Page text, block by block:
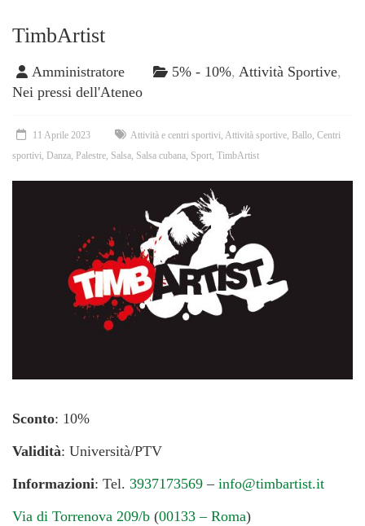
TimbArtist
Amministratore 5% - 10%, Attività Sportive,
Nei pressi dell'Ateneo
11 Aprile 2023 Attività e centri sportivi Attività sportive Ballo Centri
sportivi Danza Palestre Salsa Salsa cubana Sport TimbArtist
Sconto: 10%
Validità: Università/PTV
Informazioni: Tel. 3937173569 – info@timbartist.it
Via di Torrenova 209/b (00133 – Roma)